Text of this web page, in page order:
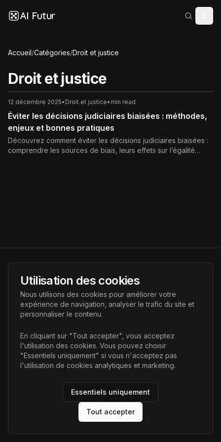
AI Futur
Accueil/Catégories/Droit et justice
Droit et justice
12 décembre 2025• Droit et justice• min read
Éviter les décisions judiciaires biaisées : méthodes,
enjeux et bonnes pratiques
Découvrez comment éviter les décisions judiciaires biaisées :
comprendre les sources de biais, leurs effets sur l’égalité
AI Futur
Portail de l'avenir de l'intelligence artificielle, vous aidant à
découvrir les dernières technologies IA.
Liens
Accueil
Articles
AI Futur. Tous droits réservés.
Utilisation des cookies
Nous utilisons des cookies pour améliorer votre
expérience de navigation, analyser le trafic du site et
personnaliser le contenu.
En cliquant sur "Tout accepter", vous acceptez
l'utilisation des cookies. Vous pouvez choisir
"Essentiels uniquement" si vous n'acceptez pas
l'utilisation de cookies analytiques et marketing.
Essentiels uniquement
Tout accepter